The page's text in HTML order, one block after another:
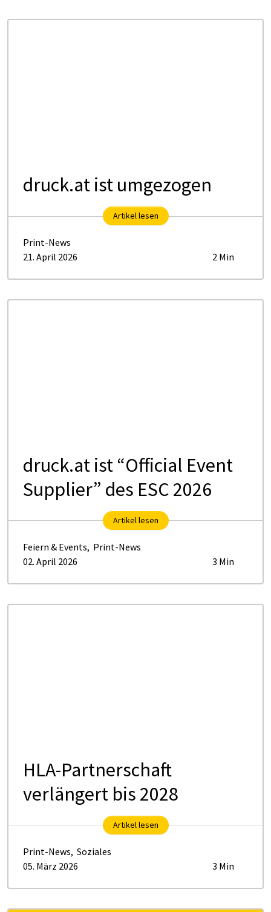
druck.at ist umgezogen
Artikel lesen
Print-News
21. April 2026
2 Min
druck.at ist “Official Event
Supplier” des ESC 2026
Artikel lesen
Feiern & Events, Print-News
02. April 2026
3 Min
HLA-Partnerschaft
verlängert bis 2028
Artikel lesen
Print-News, Soziales
05. März 2026
3 Min